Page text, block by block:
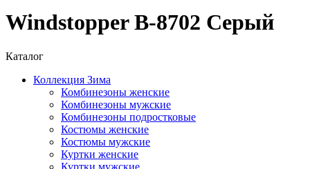
Windstopper B-8702 Серый
Каталог
Коллекция Зима
Комбинезоны женские
Комбинезоны мужские
Комбинезоны подростковые
Костюмы женские
Костюмы мужские
Куртки женские
Куртки мужские